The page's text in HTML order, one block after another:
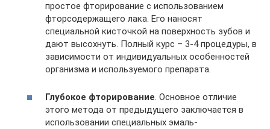
простое фторирование с использованием
фторсодержащего лака. Его наносят
специальной кисточкой на поверхность зубов и
дают высохнуть. Полный курс – 3-4 процедуры, в
зависимости от индивидуальных особенностей
организма и используемого препарата.
Глубокое фторирование. Основное отличие
этого метода от предыдущего заключается в
использовании специальных эмаль-